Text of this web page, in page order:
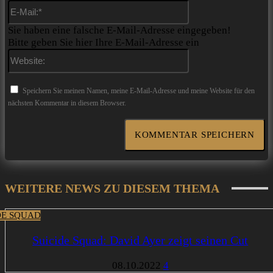
Sie haben eine falsche E-Mail-Adresse eingegeben!
Bitte geben Sie hier Ihre E-Mail-Adresse ein
Speichern Sie meinen Namen, meine E-Mail-Adresse und meine Website für den
nächsten Kommentar in diesem Browser.
WEITERE NEWS ZU DIESEM THEMA
SQUAD
Suicide Squad: David Ayer zeigt seinen Cut
08.10.2022 4